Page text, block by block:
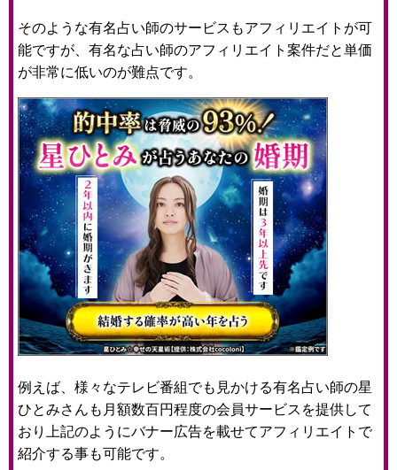
そのような有名占い師のサービスもアフィリエイトが可
能ですが、有名な占い師のアフィリエイト案件だと単価
が非常に低いのが難点です。
例えば、様々なテレビ番組でも見かける有名占い師の星
ひとみさんも月額数百円程度の会員サービスを提供して
おり上記のようにバナー広告を載せてアフィリエイトで
紹介する事も可能です。